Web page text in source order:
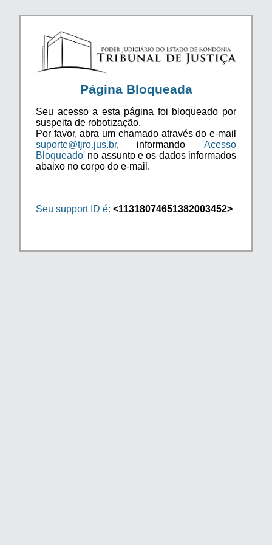
Página Bloqueada
Seu acesso a esta página foi bloqueado por
suspeita de robotização.
Por favor, abra um chamado através do e-mail
suporte@tjro.jus.br, informando 'Acesso
Bloqueado' no assunto e os dados informados
abaixo no corpo do e-mail.
Seu support ID é: <11318074651382003452>